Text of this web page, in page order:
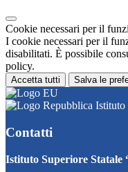
Cookie necessari per il
I cookie necessari per il
disabilitati. È possibile
policy.
Accetta tutti Salva le
Istituto
Contatti
Istituto Superiore Statale